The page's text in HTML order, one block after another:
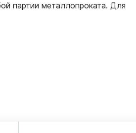
партии металлопроката. Для